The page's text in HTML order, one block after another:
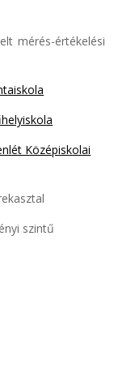
mérés-értékelési
Középiskolai
szintű